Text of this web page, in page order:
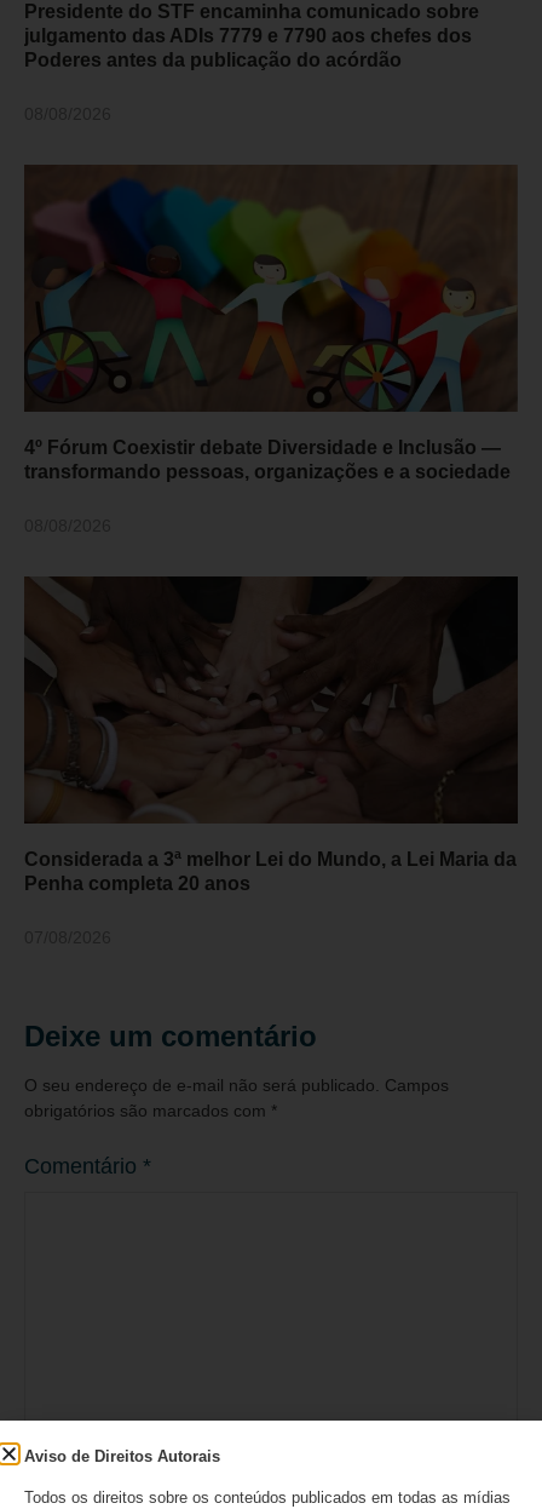
Presidente do STF encaminha comunicado sobre
julgamento das ADIs 7779 e 7790 aos chefes dos
Poderes antes da publicação do acórdão
4º Fórum Coexistir debate Diversidade e Inclusão —
transformando pessoas, organizações e a sociedade
Considerada a 3ª melhor Lei do Mundo, a Lei Maria da
Penha completa 20 anos
Deixe um comentário
O seu endereço de e-mail não será publicado. Campos
obrigatórios são marcados com *
Comentário *
Aviso de Direitos Autorais
Todos os direitos sobre os conteúdos publicados em todas as mídias